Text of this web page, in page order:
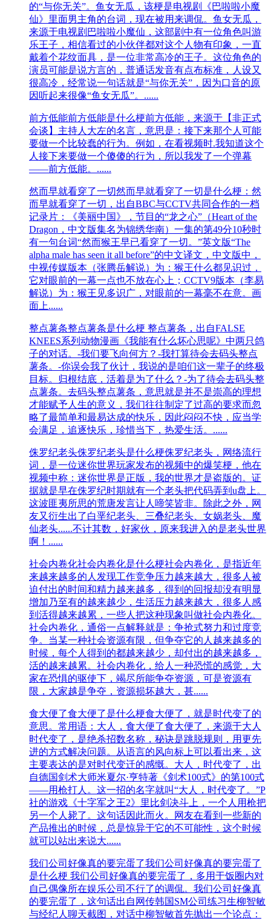
的“与你无关”。鱼女无瓜，该梗是电视剧《巴啦啦小魔
仙》里面男主角的台词，现在被用来调侃。鱼女无瓜，
来源于电视剧巴啦啦小魔仙，这部剧中有一位角色叫游
乐王子，相信看过的小伙伴都对这个人物有印象，一直
戴着个花纹面具，是一位非常高冷的王子。这位角色的
演员可能是说方言的，普通话发音有点布标准，人设又
很高冷，经常说一句话就是“与你无关”，因为口音的原
因听起来很像“鱼女无瓜”。......
前方低能前方低能是什么梗前方低能，来源于【非正式
会谈】主持人大左的名言，意思是：接下来那个人可能
要做一个比较蠢的行为。例如，在看视频时.我知道这个
人接下来要做一个傻傻的行为，所以我发了一个弹幕
——前方低能。......
然而早就看穿了一切然而早就看穿了一切是什么梗：然
而早就看穿了一切，出自BBC与CCTV共同合作的一档
记录片：《美丽中国》，节目的“龙之心”（Heart of the
Dragon，中文版集名为锦绣华南）一集的第49分10秒时
有一句台词“然而猴王早已看穿了一切。”英文版“The
alpha male has seen it all before”的中文译文，中文版中，
中视传媒版本（张腾岳解说）为：猴王什么都见识过，
它对眼前的一幕一点也不放在心上；CCTV9版本（李易
解说）为：猴王见多识广，对眼前的一幕毫不在意。画
面上......
整点薯条整点薯条是什么梗 整点薯条，出自FALSE
KNEES系列动物漫画《我能有什么坏心思呢》中两只鸽
子的对话。-我们要飞向何方？​-我打算待会去码头整点
薯条。-你误会我了伙计，我说的是咱们这一辈子的终极
目标。归根结底，活着是为了什么？-为了待会去码头整
点薯条。去码头整点薯条，意思就是并不是崇高的理想
才能赋予人生的意义，我们往往制定了过高的要求而忽
略了最简单和最易达成的快乐，因此闷闷不快，应当学
会满足，追逐快乐，珍惜当下，热爱生活。......
侏罗纪老头侏罗纪老头是什么梗侏罗纪老头，网络流行
词，是一位迷你世界玩家发布的视频中的爆笑梗，他在
视频中称：迷你世界是正版，我的世界才是盗版的。证
据就是早在侏罗纪时期就有一个老头把代码弄到u盘上。
这波匪夷所思的荒唐发言让人啼笑皆非。‌‌‌‌‌‌‌‌‌‌‌‌‌‌‌除此之外，网
友又衍生出了白垩纪老头、三叠纪老头、女娲老头、魔
仙老头......不计其数，好家伙，原来我进入的是老头世界
啊！......
社会内卷化社会内卷化是什么梗社会内卷化，是指近年
来越来越多的人发现工作竞争压力越来越大，很多人被
迫付出的时间和精力越来越多，得到的回报却没有明显
增加乃至有的越来越少，生活压力越来越大，很多人感
到活得越来越累，一些人把这种现象叫做社会内卷化。
社会内卷化，通俗一点解释就是：争抢式努力和过度竞
争。当某一种社会资源有限，但争夺它的人越来越多的
时候，每个人得到的都越来越少，却付出的越来越多，
活的越来越累。社会内卷化，给人一种恐慌的感觉，大
家在恐惧的驱使下，竭尽所能争夺资源，可是资源有
限，大家越是争夺，资源损坏越大，甚......
食大便了食大便了是什么梗食大便了，就是时代变了的
意思。常用语：大人，食大便了食大便了，来源于大人
时代变了，是绝杀招数名称，秘诀是跳脱规则，用更先
进的方式解决问题。从语言的风向标上可以看出来，这
主要表达的是对时代变迁的感慨。大人，时代变了，出
自德国剑术大师米夏尔·亨特著《剑术100式》的第100式
——用枪打人。这一招的名字就叫“大人，时代变了。”P
社的游戏《十字军之王2》里比剑决斗上，一个人用枪把
另一个人毙了。这句话因此而火。网友在看到一些新的
产品推出的时候，总是惊异于它的不可能性，这个时候
就可以站出来说大......
我们公司好像真的要完蛋了我们公司好像真的要完蛋了
是什么梗 我们公司好像真的要完蛋了，多用于饭圈内对
自己偶像所在娱乐公司不行了的调侃。我们公司好像真
的要完蛋了，这句话出自网传韩国SM公司练习生柳智敏
与经纪人聊天截图，对话中柳智敏首先抛出一个论点：